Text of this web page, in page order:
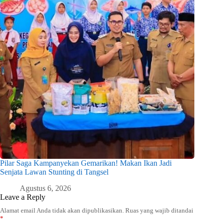
Pilar Saga Kampanyekan Gemarikan! Makan Ikan Jadi
Senjata Lawan Stunting di Tangsel
Agustus 6, 2026
Leave a Reply
Alamat email Anda tidak akan dipublikasikan. Ruas yang wajib ditandai